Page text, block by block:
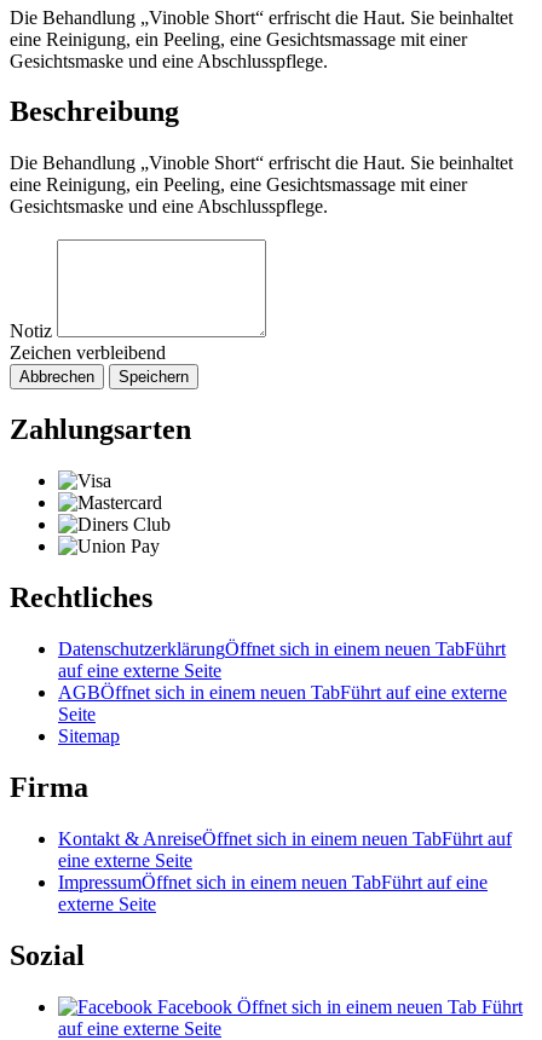
Die Behandlung „Vinoble Short“ erfrischt die Haut. Sie beinhaltet
eine Reinigung, ein Peeling, eine Gesichtsmassage mit einer
Gesichtsmaske und eine Abschlusspflege.
Beschreibung
Die Behandlung „Vinoble Short“ erfrischt die Haut. Sie beinhaltet
eine Reinigung, ein Peeling, eine Gesichtsmassage mit einer
Gesichtsmaske und eine Abschlusspflege.
Notiz
Zeichen verbleibend
Abbrechen Speichern
Zahlungsarten
Rechtliches
DatenschutzerklärungÖffnet sich in einem neuen TabFührt
auf eine externe Seite
AGBÖffnet sich in einem neuen TabFührt auf eine externe
Seite
Sitemap
Firma
Kontakt & AnreiseÖffnet sich in einem neuen TabFührt auf
eine externe Seite
ImpressumÖffnet sich in einem neuen TabFührt auf eine
externe Seite
Sozial
Facebook Öffnet sich in einem neuen Tab Führt
auf eine externe Seite